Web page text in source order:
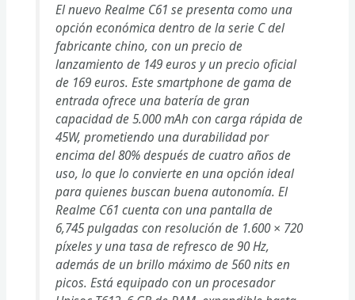
El nuevo Realme C61 se presenta como una
opción económica dentro de la serie C del
fabricante chino, con un precio de
lanzamiento de 149 euros y un precio oficial
de 169 euros. Este smartphone de gama de
entrada ofrece una batería de gran
capacidad de 5.000 mAh con carga rápida de
45W, prometiendo una durabilidad por
encima del 80% después de cuatro años de
uso, lo que lo convierte en una opción ideal
para quienes buscan buena autonomía. El
Realme C61 cuenta con una pantalla de
6,745 pulgadas con resolución de 1.600 × 720
píxeles y una tasa de refresco de 90 Hz,
además de un brillo máximo de 560 nits en
picos. Está equipado con un procesador